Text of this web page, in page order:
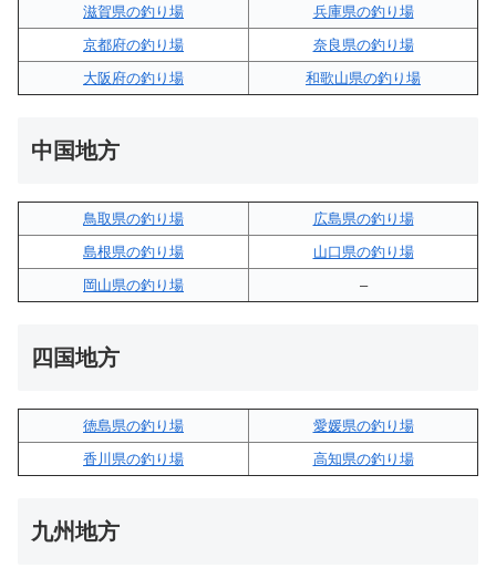
滋賀県の釣り場
兵庫県の釣り場
京都府の釣り場
奈良県の釣り場
大阪府の釣り場
和歌山県の釣り場
中国地方
鳥取県の釣り場
広島県の釣り場
島根県の釣り場
山口県の釣り場
岡山県の釣り場
–
四国地方
徳島県の釣り場
愛媛県の釣り場
香川県の釣り場
高知県の釣り場
九州地方